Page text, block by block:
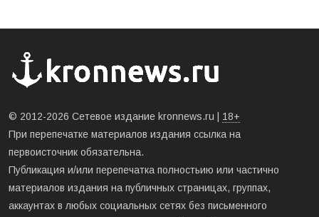
© 2012-2026 Сетевое издание kronnews.ru | 18+
При перепечатке материалов издания ссылка на
первоисточник обязательна.
Публикация и/или перепечатка полностьию или частично
материалов издания на публичных страницах, группах,
аккаунтах в любых социальных сетях без письменного